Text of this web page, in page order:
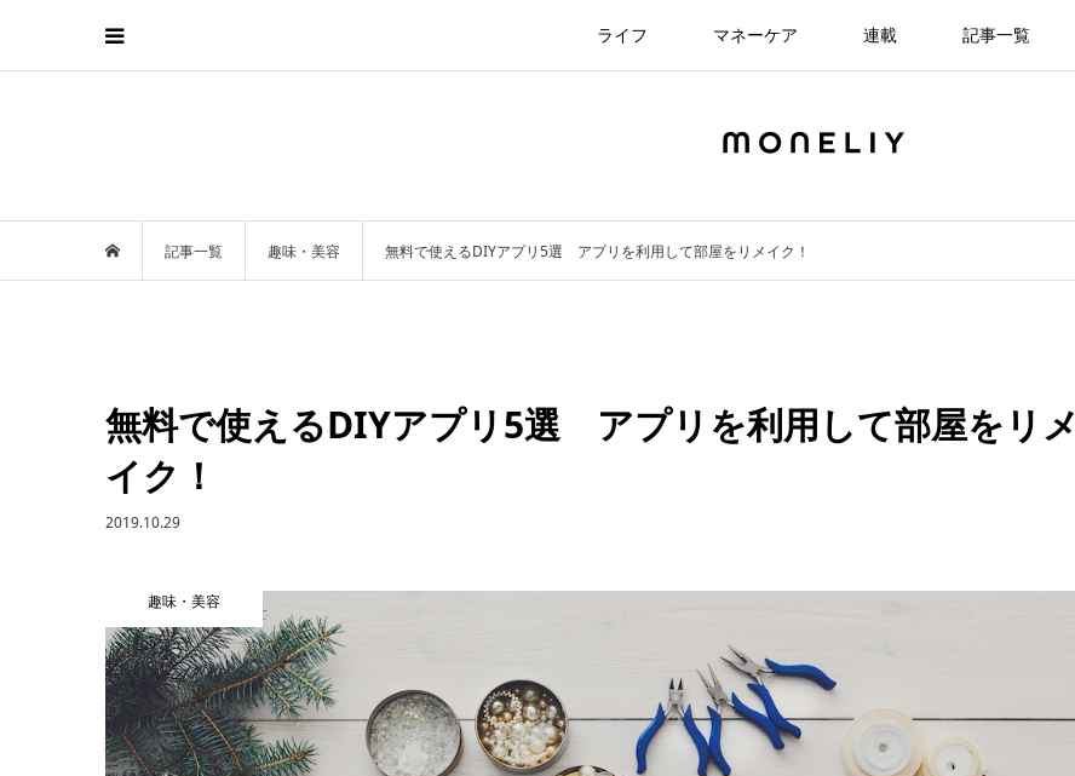
ライフ マネーケア 連載 記事一覧
記事一覧 趣味・美容 無料で使えるDIYアプリ5選 アプリを利用して部屋をリメイク！
無料で使えるDIYアプリ5選 アプリを利用して部屋をリメ
イク！
2019.10.29
趣味・美容